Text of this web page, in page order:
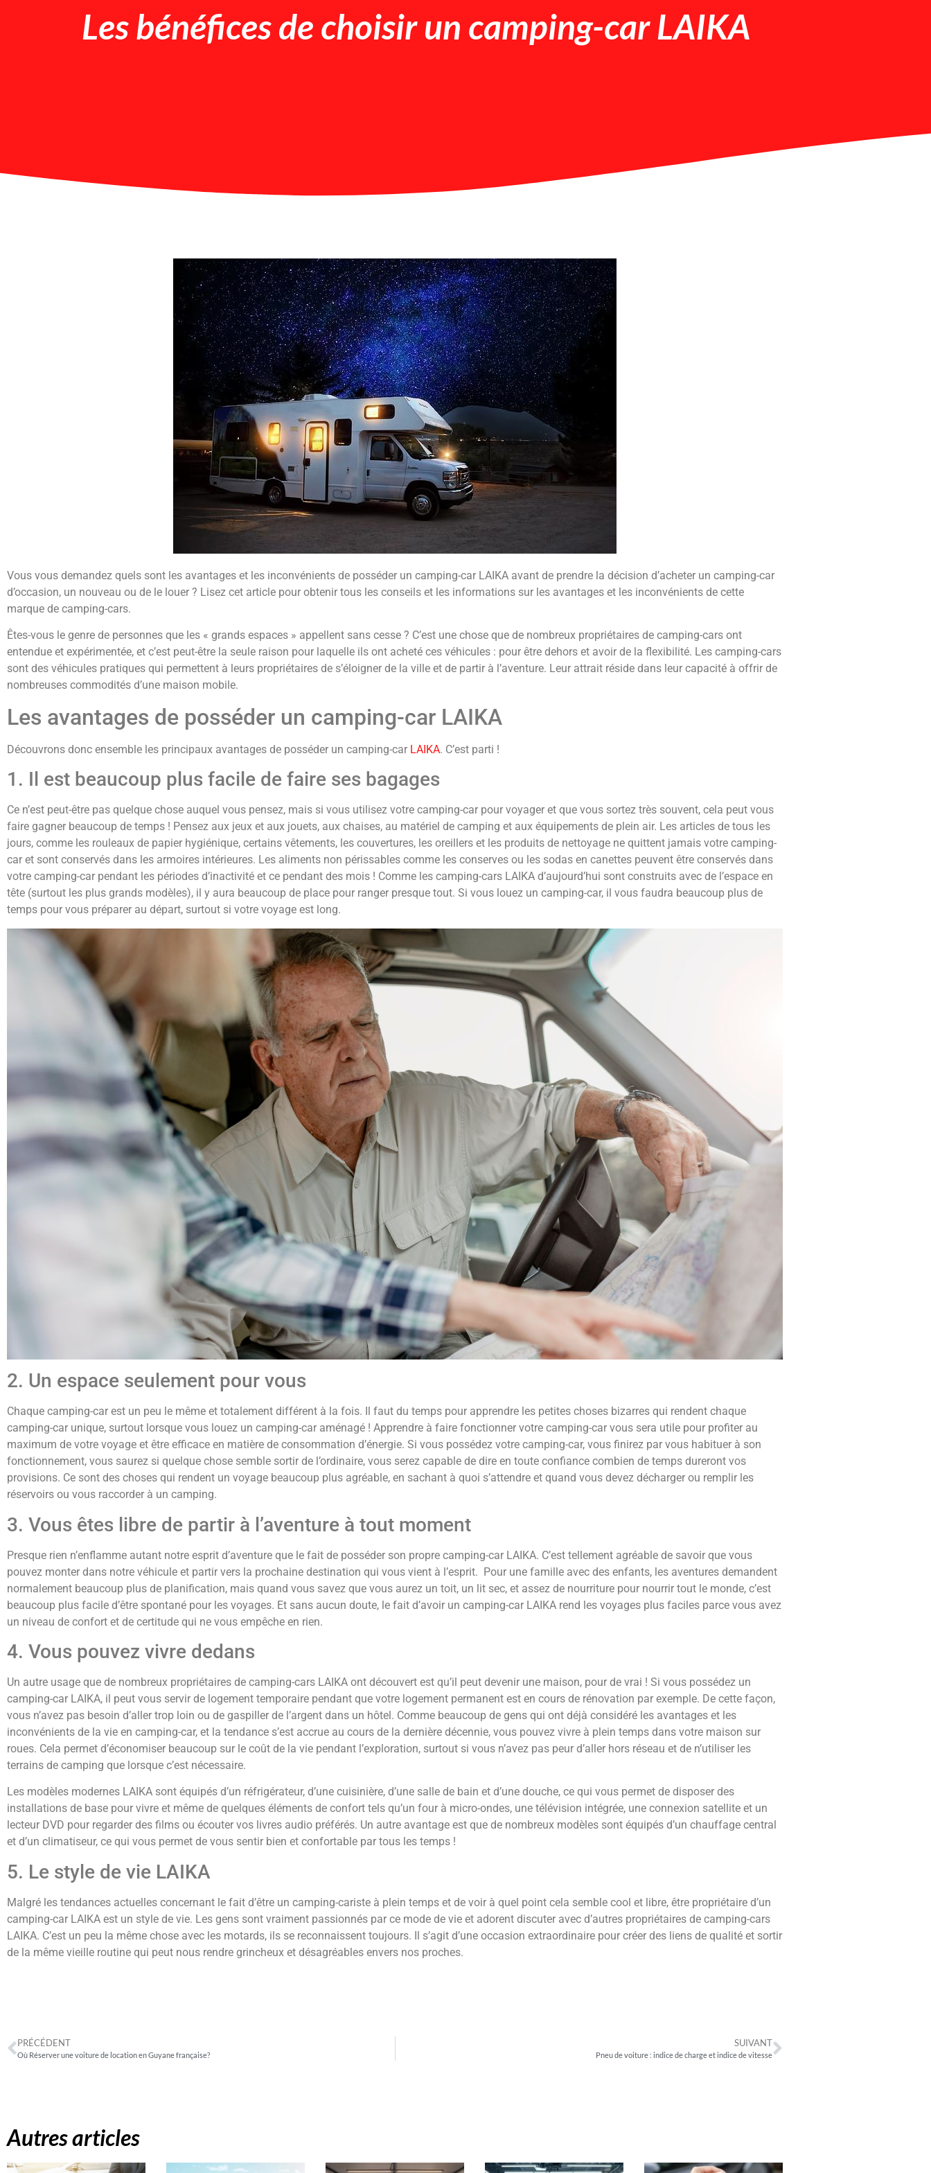
Les bénéfices de choisir un camping-car LAIKA
Vous vous demandez quels sont les avantages et les inconvénients de posséder un camping-car LAIKA avant de prendre la décision d’acheter un camping-car
d’occasion, un nouveau ou de le louer ? Lisez cet article pour obtenir tous les conseils et les informations sur les avantages et les inconvénients de cette
marque de camping-cars.
Êtes-vous le genre de personnes que les « grands espaces » appellent sans cesse ? C’est une chose que de nombreux propriétaires de camping-cars ont
entendue et expérimentée, et c’est peut-être la seule raison pour laquelle ils ont acheté ces véhicules : pour être dehors et avoir de la flexibilité. Les camping-cars
sont des véhicules pratiques qui permettent à leurs propriétaires de s’éloigner de la ville et de partir à l’aventure. Leur attrait réside dans leur capacité à offrir de
nombreuses commodités d’une maison mobile.
Les avantages de posséder un camping-car LAIKA
Découvrons donc ensemble les principaux avantages de posséder un camping-car LAIKA. C’est parti !
1. Il est beaucoup plus facile de faire ses bagages
Ce n’est peut-être pas quelque chose auquel vous pensez, mais si vous utilisez votre camping-car pour voyager et que vous sortez très souvent, cela peut vous
faire gagner beaucoup de temps ! Pensez aux jeux et aux jouets, aux chaises, au matériel de camping et aux équipements de plein air. Les articles de tous les
jours, comme les rouleaux de papier hygiénique, certains vêtements, les couvertures, les oreillers et les produits de nettoyage ne quittent jamais votre camping-
car et sont conservés dans les armoires intérieures. Les aliments non périssables comme les conserves ou les sodas en canettes peuvent être conservés dans
votre camping-car pendant les périodes d’inactivité et ce pendant des mois ! Comme les camping-cars LAIKA d’aujourd’hui sont construits avec de l’espace en
tête (surtout les plus grands modèles), il y aura beaucoup de place pour ranger presque tout. Si vous louez un camping-car, il vous faudra beaucoup plus de
temps pour vous préparer au départ, surtout si votre voyage est long.
2. Un espace seulement pour vous
Chaque camping-car est un peu le même et totalement différent à la fois. Il faut du temps pour apprendre les petites choses bizarres qui rendent chaque
camping-car unique, surtout lorsque vous louez un camping-car aménagé ! Apprendre à faire fonctionner votre camping-car vous sera utile pour profiter au
maximum de votre voyage et être efficace en matière de consommation d’énergie. Si vous possédez votre camping-car, vous finirez par vous habituer à son
fonctionnement, vous saurez si quelque chose semble sortir de l’ordinaire, vous serez capable de dire en toute confiance combien de temps dureront vos
provisions. Ce sont des choses qui rendent un voyage beaucoup plus agréable, en sachant à quoi s’attendre et quand vous devez décharger ou remplir les
réservoirs ou vous raccorder à un camping.
3. Vous êtes libre de partir à l’aventure à tout moment
Presque rien n’enflamme autant notre esprit d’aventure que le fait de posséder son propre camping-car LAIKA. C’est tellement agréable de savoir que vous
pouvez monter dans notre véhicule et partir vers la prochaine destination qui vous vient à l’esprit. Pour une famille avec des enfants, les aventures demandent
normalement beaucoup plus de planification, mais quand vous savez que vous aurez un toit, un lit sec, et assez de nourriture pour nourrir tout le monde, c’est
beaucoup plus facile d’être spontané pour les voyages. Et sans aucun doute, le fait d’avoir un camping-car LAIKA rend les voyages plus faciles parce vous avez
un niveau de confort et de certitude qui ne vous empêche en rien.
4. Vous pouvez vivre dedans
Un autre usage que de nombreux propriétaires de camping-cars LAIKA ont découvert est qu’il peut devenir une maison, pour de vrai ! Si vous possédez un
camping-car LAIKA, il peut vous servir de logement temporaire pendant que votre logement permanent est en cours de rénovation par exemple. De cette façon,
vous n’avez pas besoin d’aller trop loin ou de gaspiller de l’argent dans un hôtel. Comme beaucoup de gens qui ont déjà considéré les avantages et les
inconvénients de la vie en camping-car, et la tendance s’est accrue au cours de la dernière décennie, vous pouvez vivre à plein temps dans votre maison sur
roues. Cela permet d’économiser beaucoup sur le coût de la vie pendant l’exploration, surtout si vous n’avez pas peur d’aller hors réseau et de n’utiliser les
terrains de camping que lorsque c’est nécessaire.
Les modèles modernes LAIKA sont équipés d’un réfrigérateur, d’une cuisinière, d’une salle de bain et d’une douche, ce qui vous permet de disposer des
installations de base pour vivre et même de quelques éléments de confort tels qu’un four à micro-ondes, une télévision intégrée, une connexion satellite et un
lecteur DVD pour regarder des films ou écouter vos livres audio préférés. Un autre avantage est que de nombreux modèles sont équipés d’un chauffage central
et d’un climatiseur, ce qui vous permet de vous sentir bien et confortable par tous les temps !
5. Le style de vie LAIKA
Malgré les tendances actuelles concernant le fait d’être un camping-cariste à plein temps et de voir à quel point cela semble cool et libre, être propriétaire d’un
camping-car LAIKA est un style de vie. Les gens sont vraiment passionnés par ce mode de vie et adorent discuter avec d’autres propriétaires de camping-cars
LAIKA. C’est un peu la même chose avec les motards, ils se reconnaissent toujours. Il s’agit d’une occasion extraordinaire pour créer des liens de qualité et sortir
de la même vieille routine qui peut nous rendre grincheux et désagréables envers nos proches.
PRÉCÉDENT
Où Réserver une voiture de location en Guyane française?
SUIVANT
Pneu de voiture : indice de charge et indice de vitesse
Autres articles